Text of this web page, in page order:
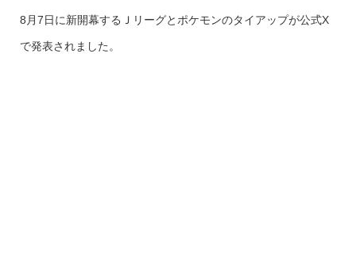
8月7日に新開幕するＪリーグとポケモンのタイアップが公式X
で発表されました。